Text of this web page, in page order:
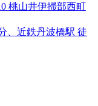
桃山井伊掃部西町
、近鉄丹波橋駅 徒